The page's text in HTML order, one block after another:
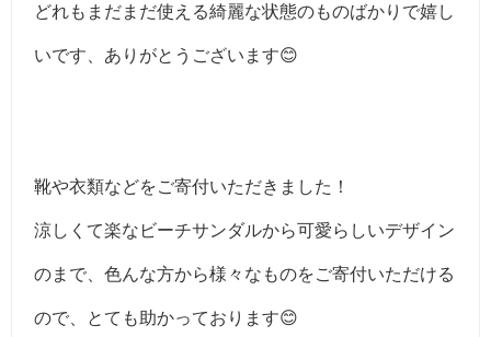
どれもまだまだ使える綺麗な状態のものばかりで嬉し
いです、ありがとうございます😊
靴や衣類などをご寄付いただきました！
涼しくて楽なビーチサンダルから可愛らしいデザイン
のまで、色んな方から様々なものをご寄付いただける
ので、とても助かっております😊